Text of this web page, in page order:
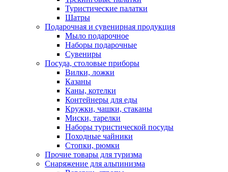
Туристические палатки
Шатры
Подарочная и сувенирная продукция
Мыло подарочное
Наборы подарочные
Сувениры
Посуда, столовые приборы
Вилки, ложки
Казаны
Каны, котелки
Контейнеры для еды
Кружки, чашки, стаканы
Миски, тарелки
Наборы туристической посуды
Походные чайники
Стопки, рюмки
Прочие товары для туризма
Снаряжение для альпинизма